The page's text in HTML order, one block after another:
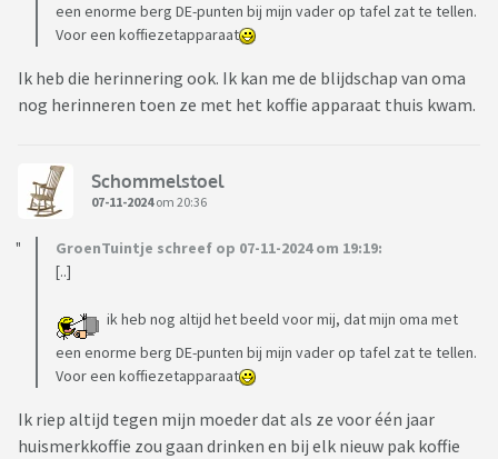
een enorme berg DE-punten bij mijn vader op tafel zat te tellen.
Voor een koffiezetapparaat
Ik heb die herinnering ook. Ik kan me de blijdschap van oma
nog herinneren toen ze met het koffie apparaat thuis kwam.
Schommelstoel
07-11-2024om 20:36
GroenTuintje schreef op 07-11-2024 om 19:19:
[..]
ik heb nog altijd het beeld voor mij, dat mijn oma met
een enorme berg DE-punten bij mijn vader op tafel zat te tellen.
Voor een koffiezetapparaat
Ik riep altijd tegen mijn moeder dat als ze voor één jaar
huismerkkoffie zou gaan drinken en bij elk nieuw pak koffie